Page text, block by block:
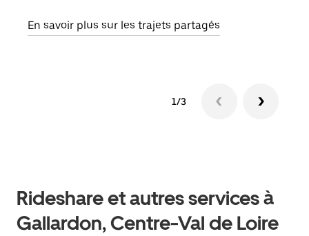
En savoir plus sur les trajets partagés
1/3
Rideshare et autres services à
Gallardon, Centre-Val de Loire